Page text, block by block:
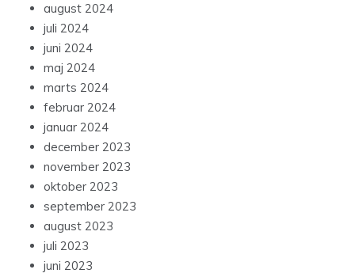
august 2024
juli 2024
juni 2024
maj 2024
marts 2024
februar 2024
januar 2024
december 2023
november 2023
oktober 2023
september 2023
august 2023
juli 2023
juni 2023